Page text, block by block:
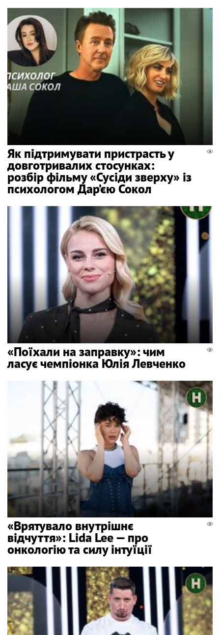
Як підтримувати пристрасть у
довготривалих стосунках:
розбір фільму «Сусіди зверху» із
психологом Дар’єю Сокол
«Поїхали на заправку»: чим
ласує чемпіонка Юлія Левченко
«Врятувало внутрішнє
відчуття»: Lida Lee — про
онкологію та силу інтуїції